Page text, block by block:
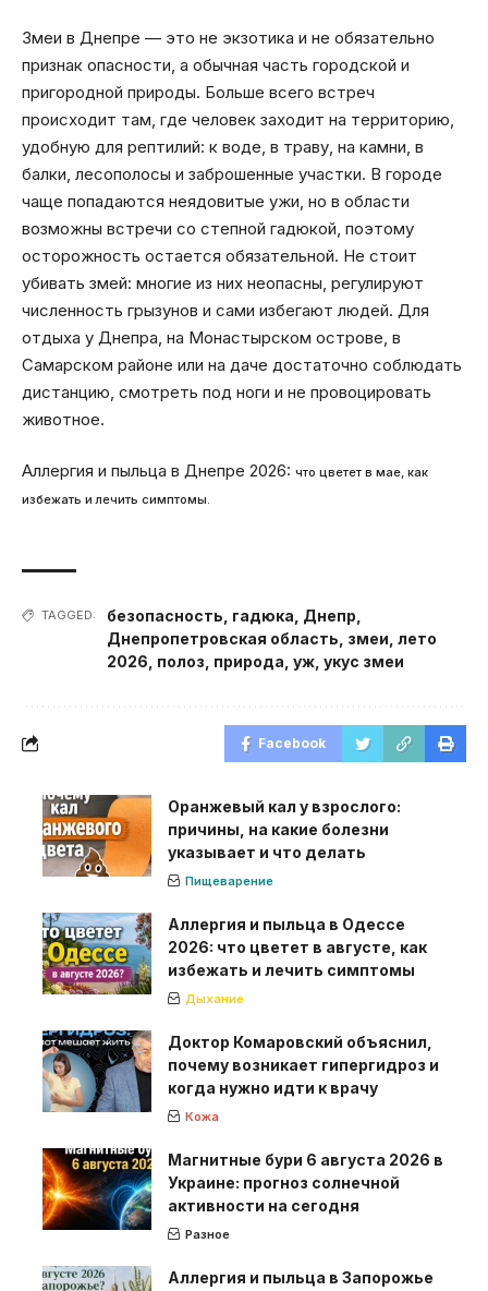
Змеи в Днепре — это не экзотика и не обязательно
признак опасности, а обычная часть городской и
пригородной природы. Больше всего встреч
происходит там, где человек заходит на территорию,
удобную для рептилий: к воде, в траву, на камни, в
балки, лесополосы и заброшенные участки. В городе
чаще попадаются неядовитые ужи, но в области
возможны встречи со степной гадюкой, поэтому
осторожность остается обязательной. Не стоит
убивать змей: многие из них неопасны, регулируют
численность грызунов и сами избегают людей. Для
отдыха у Днепра, на Монастырском острове, в
Самарском районе или на даче достаточно соблюдать
дистанцию, смотреть под ноги и не провоцировать
животное.
Аллергия и пыльца в Днепре 2026: что цветет в мае, как
избежать и лечить симптомы.
TAGGED: безопасность гадюка Днепр
Днепропетровская область змеи лето
2026 полоз природа уж укус змеи
Facebook
Оранжевый кал у взрослого:
причины, на какие болезни
указывает и что делать
Пищеварение
Аллергия и пыльца в Одессе
2026: что цветет в августе, как
избежать и лечить симптомы
Дыхание
Доктор Комаровский объяснил,
почему возникает гипергидроз и
когда нужно идти к врачу
Кожа
Магнитные бури 6 августа 2026 в
Украине: прогноз солнечной
активности на сегодня
Разное
Аллергия и пыльца в Запорожье